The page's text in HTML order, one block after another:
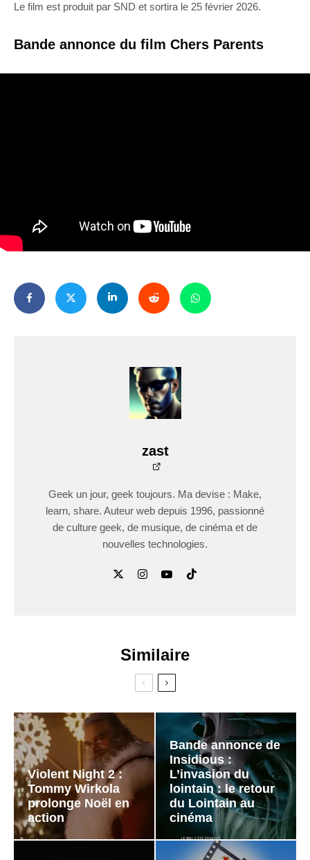
Le film est produit par SND et sortira le 25 février 2026.
Bande annonce du film Chers Parents
zast
Geek un jour, geek toujours. Ma devise : Make,
learn, share. Auteur web depuis 1996, passionné
de culture geek, de musique, de cinéma et de
nouvelles technologies.
Similaire
Violent Night 2 :
Tommy Wirkola
prolonge Noël en
action
Bande annonce de
Insidious :
L’invasion du
lointain : le retour
du Lointain au
cinéma